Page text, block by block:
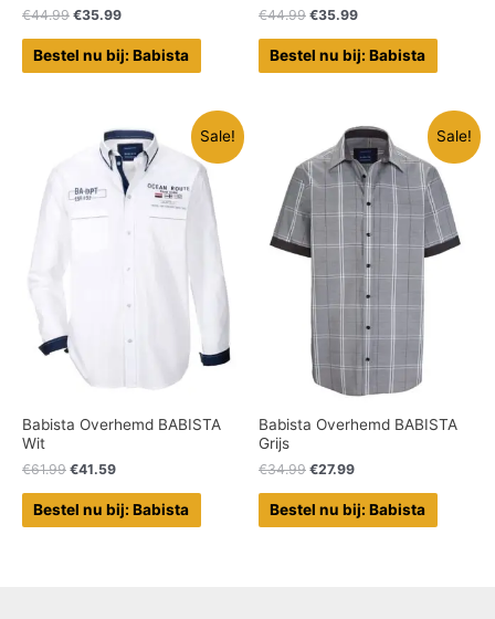
€44.99 €35.99
Bestel nu bij: Babista
€44.99 €35.99
Bestel nu bij: Babista
Sale!
Babista Overhemd BABISTA
Wit
€61.99 €41.59
Bestel nu bij: Babista
Sale!
Babista Overhemd BABISTA
Grijs
€34.99 €27.99
Bestel nu bij: Babista